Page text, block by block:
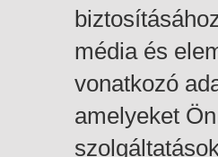
média és
vonatkozó
amelyeket